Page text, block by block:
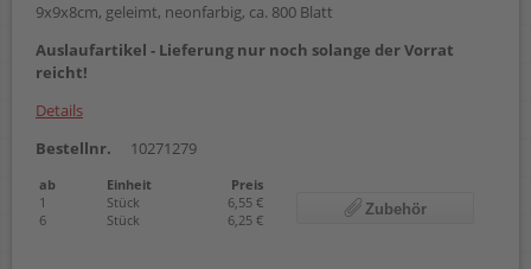
9x9x8cm, geleimt, neonfarbig, ca. 800 Blatt
Auslaufartikel - Lieferung nur noch solange der Vorrat
reicht!
Details
Bestellnr.
10271279
ab Einheit
Preis
1
Stück
6,55 €
6
Stück 6,25 €
Zubehör